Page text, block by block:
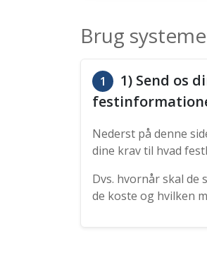
Brug
1
1) Send os
Nederst på denne
dine krav til hvad
Dvs. hvornår skal de
de koste og hvilken